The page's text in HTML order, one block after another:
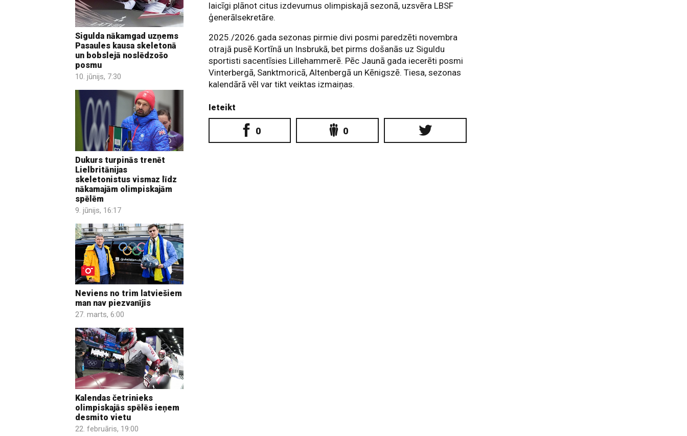
Sigulda nākamgad uzņems
Pasaules kausa skeletonā
un bobslejā noslēdzošo
posmu
10. jūnijs, 7:30
Dukurs turpinās trenēt
Lielbritānijas
skeletonistus vismaz līdz
nākamajām olimpiskajām
spēlēm
9. jūnijs, 16:17
Neviens no trim latviešiem
man nav piezvanījis
27. marts, 6:00
Kalendas četrinieks
olimpiskajās spēlēs ieņem
desmito vietu
22. februāris, 19:00
laicīgi plānot citus izdevumus olimpiskajā sezonā, uzsvēra LBSF
ģenerālsekretāre.
2025./2026.gada sezonas pirmie divi posmi paredzēti novembra
otrajā pusē Kortīnā un Insbrukā, bet pirms došanās uz Siguldu
sportisti sacentīsies Lillehammerē. Pēc Jaunā gada iecerēti posmi
Vinterbergā, Sanktmoricā, Altenbergā un Kēnigszē. Tiesa, sezonas
kalendārā vēl var tikt veiktas izmaiņas.
Ieteikt
0 0